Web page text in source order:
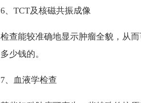
6、TCT及核磁共振成像
检查能较准确地显示肿瘤全貌，从
多少钱的。
7、血液学检查